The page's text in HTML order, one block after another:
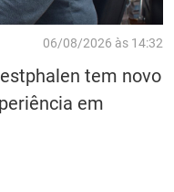
06/08/2026 às 14:32
tem novo
em